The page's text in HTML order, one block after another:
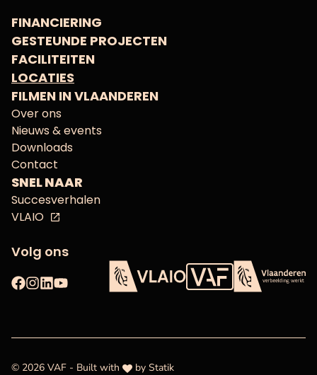
FINANCIERING
GESTEUNDE PROJECTEN
FACILITEITEN
LOCATIES
FILMEN IN VLAANDEREN
Over ons
Nieuws & events
Downloads
Contact
SNEL NAAR
Succesverhalen
VLAIO
Volg ons
Facebook
Instagram
LinkedIn
YouTube
Vlaams Audiovisueel
© 2026 VAF - Built with loveby Statik